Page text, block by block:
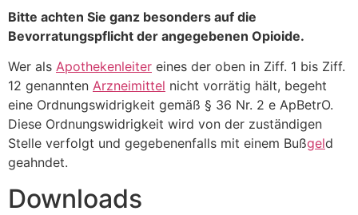
Bitte achten Sie ganz besonders auf die
Bevorratungspflicht der angegebenen Opioide.
Wer als Apothekenleiter eines der oben in Ziff. 1 bis Ziff.
12 genannten Arzneimittel nicht vorrätig hält, begeht
eine Ordnungswidrigkeit gemäß § 36 Nr. 2 e ApBetrO.
Diese Ordnungswidrigkeit wird von der zuständigen
Stelle verfolgt und gegebenenfalls mit einem Bußgeld
geahndet.
Downloads